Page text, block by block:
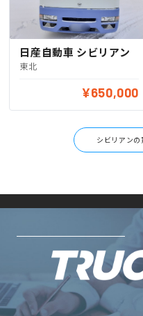
日産自動車 シビリアン
東北
¥650,000
シビリアンの